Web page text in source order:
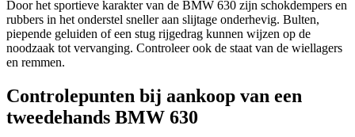
Door het sportieve karakter van de BMW 630 zijn schokdempers en
rubbers in het onderstel sneller aan slijtage onderhevig. Bulten,
piepende geluiden of een stug rijgedrag kunnen wijzen op de
noodzaak tot vervanging. Controleer ook de staat van de wiellagers
en remmen.
Controlepunten bij aankoop van een
tweedehands BMW 630